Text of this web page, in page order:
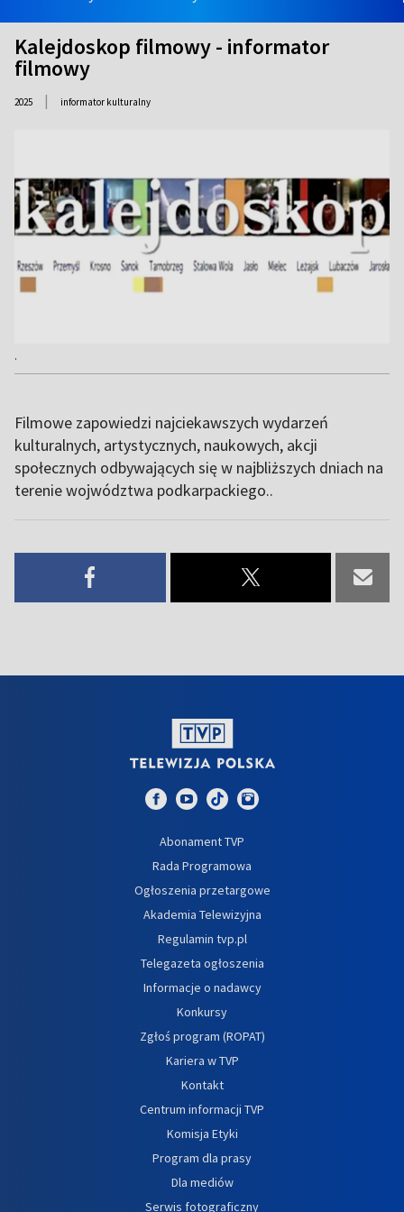
Kalejdoskop filmowy - informator
filmowy
2025 | informator kulturalny
.
Filmowe zapowiedzi najciekawszych wydarzeń
kulturalnych, artystycznych, naukowych, akcji
społecznych odbywających się w najbliższych dniach na
terenie wojwództwa podkarpackiego..
Abonament TVP
Rada Programowa
Ogłoszenia przetargowe
Akademia Telewizyjna
Regulamin tvp.pl
Telegazeta ogłoszenia
Informacje o nadawcy
Konkursy
Zgłoś program (ROPAT)
Kariera w TVP
Kontakt
Centrum informacji TVP
Komisja Etyki
Program dla prasy
Dla mediów
Serwis fotograficzny